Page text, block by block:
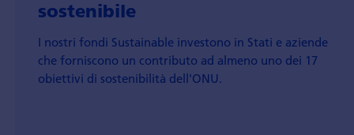
sostenibile
I nostri fondi Sustainable investono in Stati e aziende
che forniscono un contributo ad almeno uno dei 17
obiettivi di sostenibilità dell'ONU.